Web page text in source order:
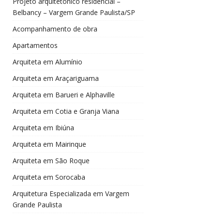
Belbancy – Vargem Grande Paulista/SP
Acompanhamento de obra
Apartamentos
Arquiteta em Alumínio
Arquiteta em Araçariguama
Arquiteta em Barueri e Alphaville
Arquiteta em Cotia e Granja Viana
Arquiteta em Ibiúna
Arquiteta em Mairinque
Arquiteta em São Roque
Arquiteta em Sorocaba
Arquitetura Especializada em Vargem
Grande Paulista